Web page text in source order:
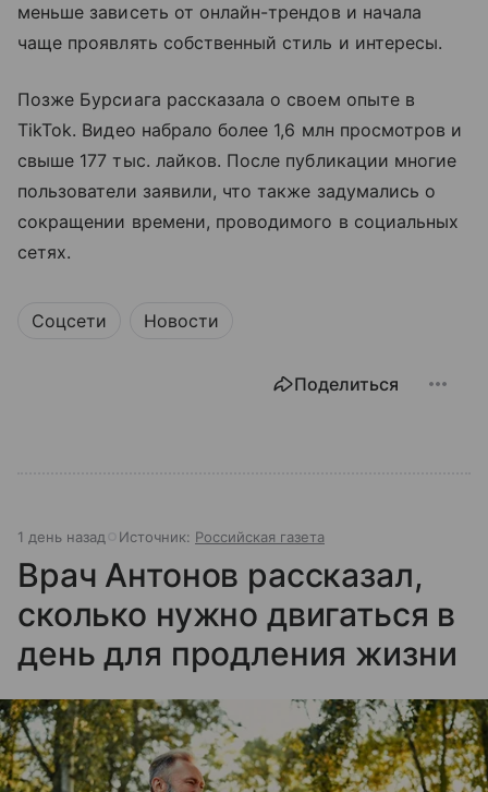
меньше зависеть от онлайн-трендов и начала
чаще проявлять собственный стиль и интересы.
Позже Бурсиага рассказала о своем опыте в
TikTok. Видео набрало более 1,6 млн просмотров и
свыше 177 тыс. лайков. После публикации многие
пользователи заявили, что также задумались о
сокращении времени, проводимого в социальных
сетях.
Соцсети Новости
Поделиться
1 день назад Источник: Российская газета
Врач Антонов рассказал,
сколько нужно двигаться в
день для продления жизни